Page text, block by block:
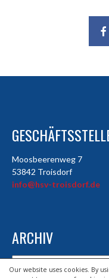
Our website uses cookies. By
Moosbeerenweg 7
53842 Troisdorf
info@hsv-troisdorf.de
ARCHIV
Archiv